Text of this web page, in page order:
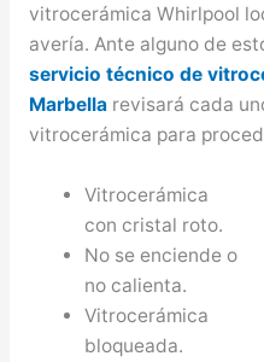
vitrocerámica Whirlpool
avería. Ante alguno de
servicio técnico de
Marbellarevisará cada
vitrocerámica para
Vitrocerámica
con cristal roto.
No se enciende o
no calienta.
Vitrocerámica
bloqueada.